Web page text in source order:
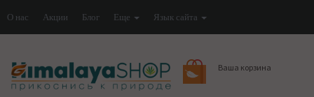
О нас Акции Блог Еще Язык сайта
Ваша корзина